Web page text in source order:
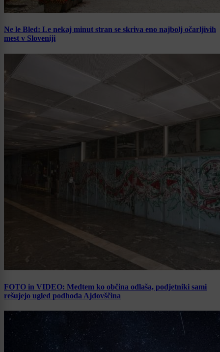
Ne le Bled: Le nekaj minut stran se skriva eno najbolj očarljivih
mest v Sloveniji
FOTO in VIDEO: Medtem ko občina odlaša, podjetniki sami
rešujejo ugled podhoda Ajdovščina